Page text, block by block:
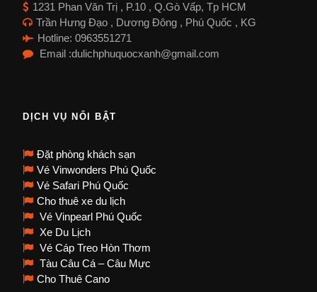
1231 Phan Văn Trị , P.10 , Q.Gò Vấp, Tp HCM
Trần Hưng Đạo , Dương Đông , Phú Quốc , KG
Hotline: 0963551271
Email :dulichphuquocxanh@gmail.com
DỊCH VỤ NỔI BẬT
Đặt phòng khách sạn
Vé Vinwonders Phú Quốc
Vé Safari Phú Quốc
Cho thuê xe du lịch
Vé Vinpearl Phú Quốc
Xe Du Lịch
Vé Cáp Treo Hòn Thơm
Tàu Câu Cá – Câu Mực
Cho Thuê Cano